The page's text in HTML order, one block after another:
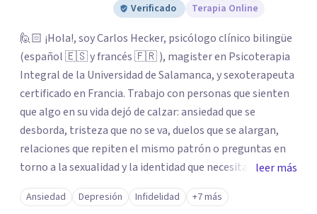
Verificado
Terapia Online
🙋🏻 ¡Hola!, soy Carlos Hecker, psicólogo clínico bilingüe
(español 🇪🇸 y francés 🇫🇷 ), magister en Psicoterapia
Integral de la Universidad de Salamanca, y sexoterapeuta
certificado en Francia. Trabajo con personas que sienten
que algo en su vida dejó de calzar: ansiedad que se
desborda, tristeza que no se va, duelos que se alargan,
relaciones que repiten el mismo patrón o preguntas en
torno a la sexualidad y la identidad que necesitan un
espacio seguro para ser habladas. Mi orientación teórica
integra una mirada Humanista-Relacional con Terapia
leer más
Ansiedad Depresión Infidelidad +7 más